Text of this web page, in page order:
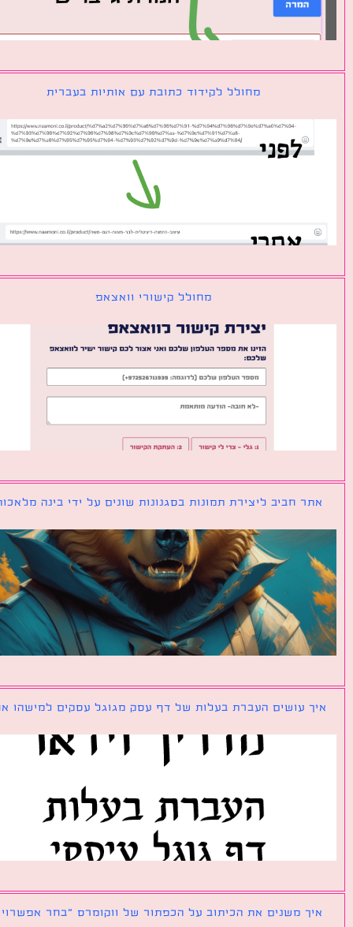
מחולל לקידוד כתובת עם אותיות בעברית
מחולל קישורי וואצאפ
חביב ליצירת תמונות בסגנונות שונים על ידי בינה מלאכותית
עושים העברת בעלות של דף עסק מגוגל עסקים למישהו אחר?
משנים את הכיתוב על הכפתור של ווקומרס ״בחר אפשרויות״